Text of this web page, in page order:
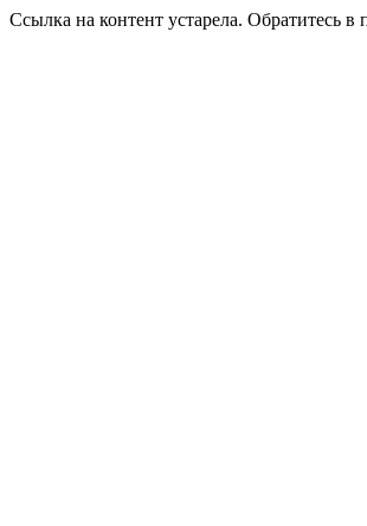
Ссылка на контент устарела. Обратитесь в